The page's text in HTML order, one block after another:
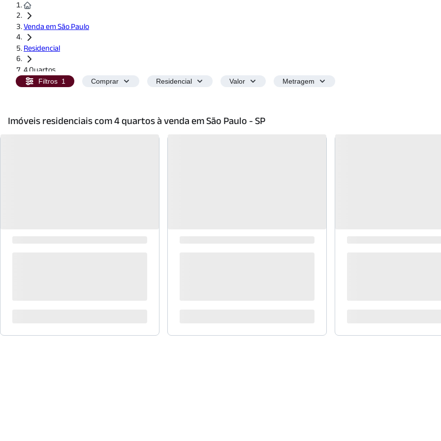
Venda em São Paulo
Residencial
4 Quartos
Filtros 1 Comprar Residencial Valor Metragem
Imóveis residenciais com 4 quartos à venda em São Paulo - SP